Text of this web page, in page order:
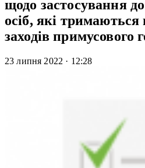
щодо застосування
осіб, які тримаються
заходів примусового
23 липня 2022 · 12:28